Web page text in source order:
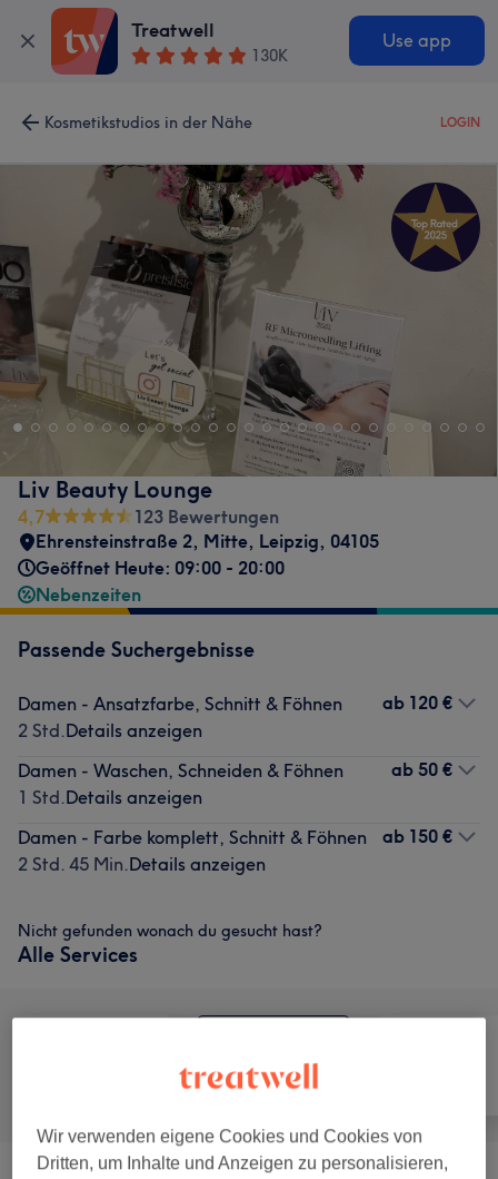
Treatwell
130K
Use app
Kosmetikstudios in der Nähe LOGIN
Liv Beauty Lounge
4,7
123 Bewertungen
Ehrensteinstraße 2, Mitte, Leipzig, 04105
Geöffnet Heute: 09:00 - 20:00
Nebenzeiten
Passende Suchergebnisse
Damen - Ansatzfarbe, Schnitt & Föhnen
2 Std.Details anzeigen
ab 120 €
Damen - Waschen, Schneiden & Föhnen
1 Std.Details anzeigen
ab 50 €
Damen - Farbe komplett, Schnitt & Föhnen
2 Std. 45 Min.Details anzeigen
ab 150 €
Nicht gefunden wonach du gesucht hast?
Alle Services
Friseur
Wir verwenden eigene Cookies und Cookies von
Dritten, um Inhalte und Anzeigen zu personalisieren,